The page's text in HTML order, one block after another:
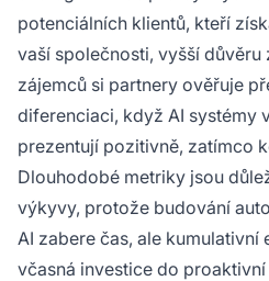
potenciálních klientů, kteří
vaší společnosti, vyšší
zájemců si partnery ověřuje
diferenciaci, když AI systémy
prezentují pozitivně, zatímco
Dlouhodobé metriky jsou
výkyvy, protože budování
AI zabere čas, ale kumulativní
včasná investice do